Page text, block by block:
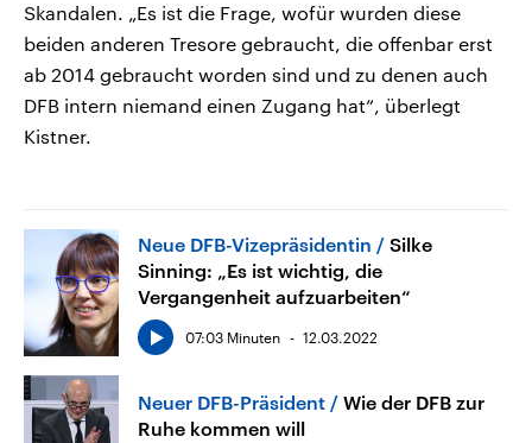
Skandalen. „Es ist die Frage, wofür wurden diese
beiden anderen Tresore gebraucht, die offenbar erst
ab 2014 gebraucht worden sind und zu denen auch
DFB intern niemand einen Zugang hat“, überlegt
Kistner.
Neue DFB-Vizepräsidentin
Silke
Sinning: „Es ist wichtig, die
Vergangenheit aufzuarbeiten“
07:03 Minuten 12.03.2022
Neuer DFB-Präsident
Wie der DFB zur
Ruhe kommen will